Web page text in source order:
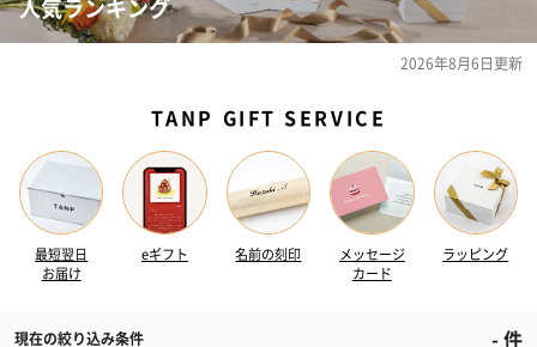
人気ランキング
2026年8月6日更新
TANP GIFT SERVICE
最短翌日
お届け
eギフト 名前の刻印
メッセージ
カード
ラッピング
現在の絞り込み条件 -件